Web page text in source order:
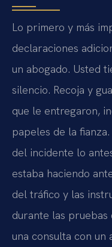
Lo primero y más
declaraciones
un abogado. Usted
silencio. Recoja y
que le entregaron,
papeles de la
del incidente lo
estaba haciendo
del tráfico y las
durante las pruebas
una consulta con un